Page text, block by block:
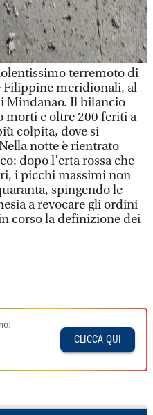
terremoto di
Filippine meridionali, al
Mindanao. Il bilancio
morti e oltre 200 feriti a
colpita, dove si
notte è rientrato
dopo l’erta rossa che
i picchi massimi non
spingendo le
a revocare gli ordini
corso la definizione dei
CLICCA QUI